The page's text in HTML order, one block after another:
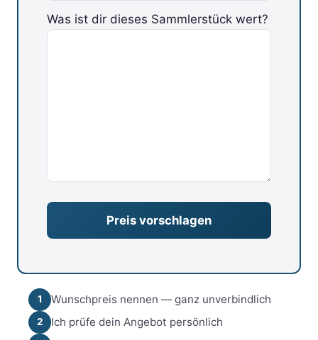
Bitte lasse dieses Feld leer.
Was ist dir dieses Sammlerstück wert?
1 Wunschpreis nennen — ganz unverbindlich
2 Ich prüfe dein Angebot persönlich